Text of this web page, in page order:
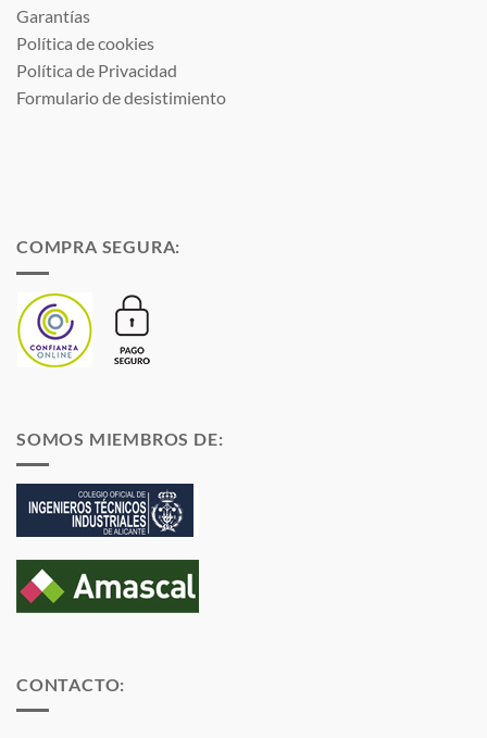
Garantías
Política de cookies
Política de Privacidad
Formulario de desistimiento
COMPRA SEGURA:
SOMOS MIEMBROS DE:
CONTACTO: